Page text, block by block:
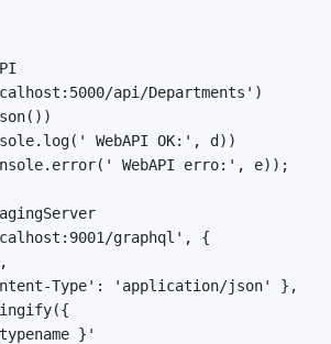
api/Departments' )
( ) )
. log( ' WebAPI OK:' , d ) )
. error( ' WebAPI erro:' , e) ) ;
graphql' ,
{
,
Type' : 'application/json' } ,
({
}'